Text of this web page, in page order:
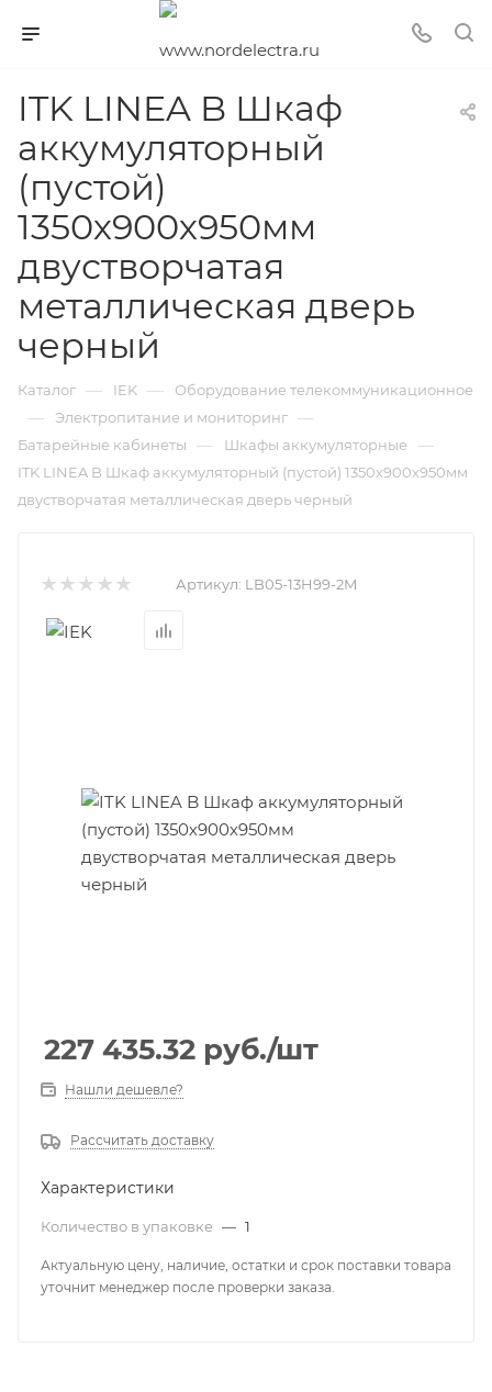
ITK LINEA B Шкаф
аккумуляторный
(пустой)
1350х900х950мм
двустворчатая
металлическая дверь
черный
Каталог — IEK — Оборудование телекоммуникационное
— Электропитание и мониторинг —
Батарейные кабинеты — Шкафы аккумуляторные —
ITK LINEA B Шкаф аккумуляторный (пустой) 1350х900х950мм
двустворчатая металлическая дверь черный
Артикул: LB05-13H99-2M
227 435.32 руб./шт
Нашли дешевле?
Рассчитать доставку
Характеристики
Количество в упаковке — 1
Актуальную цену, наличие, остатки и срок поставки товара
уточнит менеджер после проверки заказа.